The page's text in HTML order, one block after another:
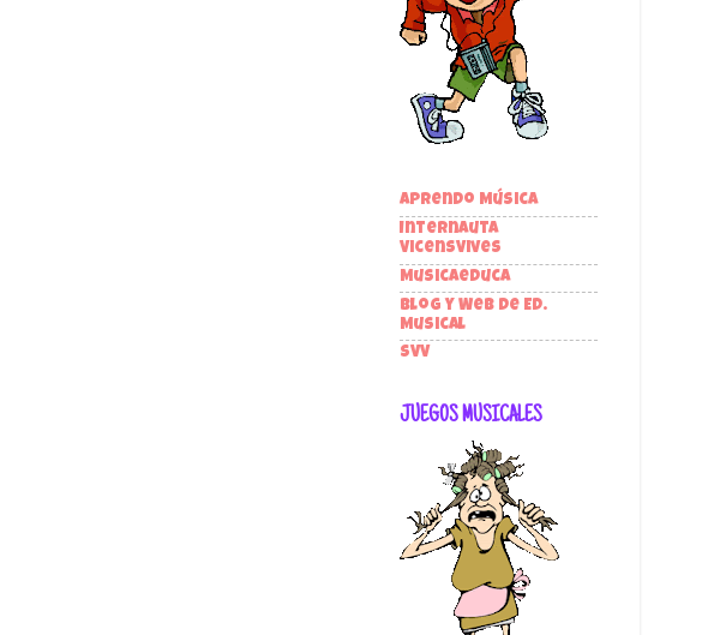
Aprendo Música
Internauta
VicensVives
Musicaeduca
Blog y Web de Ed.
Musical
SVV
JUEGOS MUSICALES